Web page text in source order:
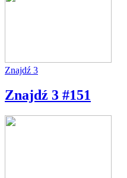
Znajdź 3
Znajdź 3 #151